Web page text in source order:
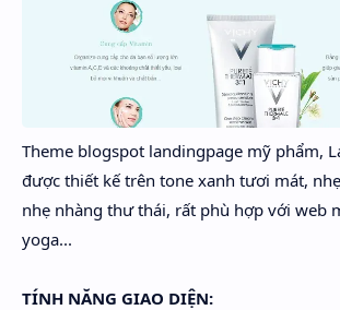
Theme blogspot landingpage mỹ phẩm,
được thiết kế trên tone xanh tươi mát,
nhẹ nhàng thư thái, rất phù hợp với web
yoga...
TÍNH NĂNG GIAO DIỆN: